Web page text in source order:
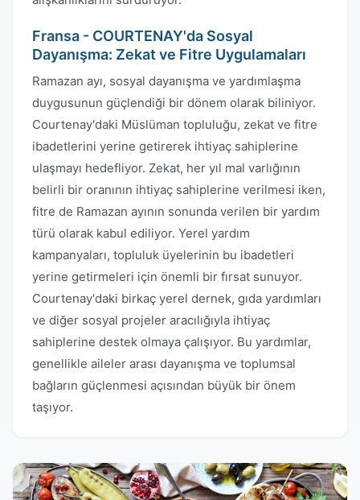
Fransa - COURTENAY'da Sosyal
Dayanışma: Zekat ve Fitre Uygulamaları
Ramazan ayı, sosyal dayanışma ve yardımlaşma
duygusunun güçlendiği bir dönem olarak biliniyor.
Courtenay'daki Müslüman topluluğu, zekat ve fitre
ibadetlerini yerine getirerek ihtiyaç sahiplerine
ulaşmayı hedefliyor. Zekat, her yıl mal varlığının
belirli bir oranının ihtiyaç sahiplerine verilmesi iken,
fitre de Ramazan ayının sonunda verilen bir yardım
türü olarak kabul ediliyor. Yerel yardım
kampanyaları, topluluk üyelerinin bu ibadetleri
yerine getirmeleri için önemli bir fırsat sunuyor.
Courtenay'daki birkaç yerel dernek, gıda yardımları
ve diğer sosyal projeler aracılığıyla ihtiyaç
sahiplerine destek olmaya çalışıyor. Bu yardımlar,
genellikle aileler arası dayanışma ve toplumsal
bağların güçlenmesi açısından büyük bir önem
taşıyor.